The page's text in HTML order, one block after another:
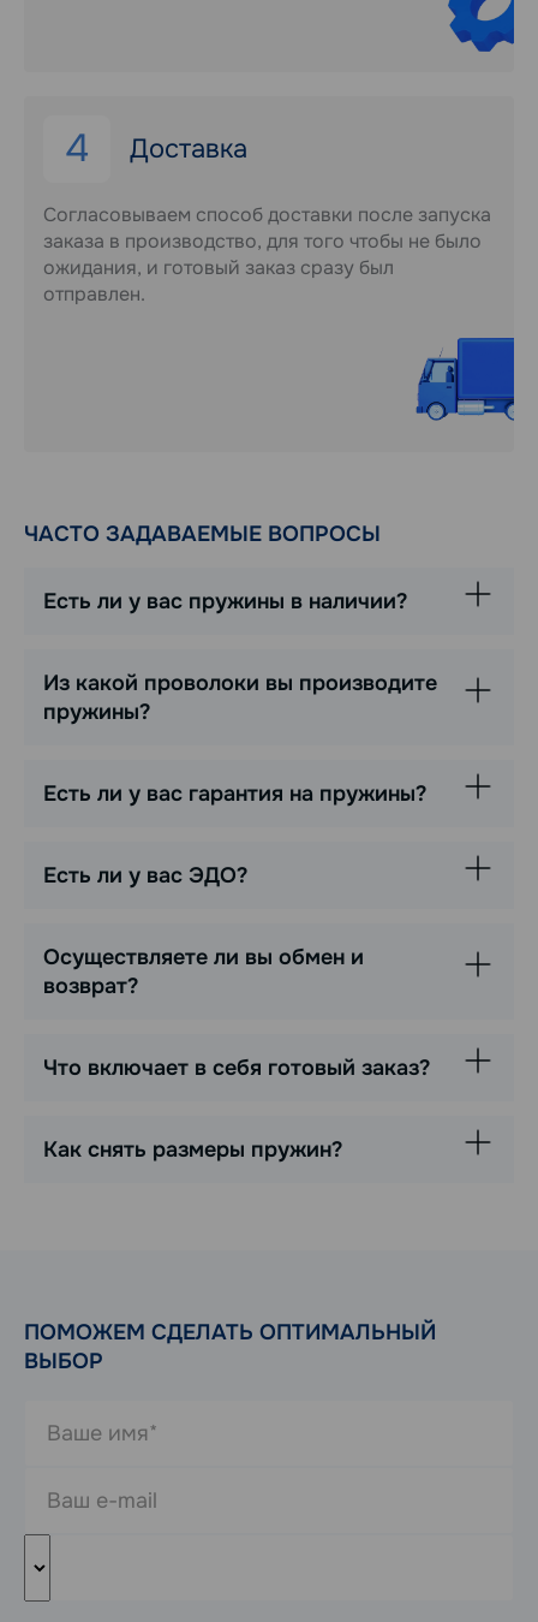
4 Доставка
Согласовываем способ доставки после запуска
заказа в производство, для того чтобы не было
ожидания, и готовый заказ сразу был
отправлен.
ЧАСТО ЗАДАВАЕМЫЕ ВОПРОСЫ
Есть ли у вас пружины в наличии?
Из какой проволоки вы производите
пружины?
Есть ли у вас гарантия на пружины?
Есть ли у вас ЭДО?
Осуществляете ли вы обмен и
возврат?
Что включает в себя готовый заказ?
Как снять размеры пружин?
ПОМОЖЕМ СДЕЛАТЬ ОПТИМАЛЬНЫЙ
ВЫБОР